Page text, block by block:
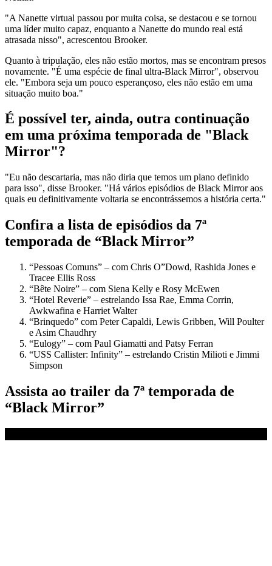
"A Nanette virtual passou por muita coisa, se destacou e se tornou
uma líder muito capaz, enquanto a Nanette do mundo real está
atrasada nisso", acrescentou Brooker.
Quanto à tripulação, eles não estão mortos, mas se encontram presos
novamente. "É uma espécie de final ultra-Black Mirror", observou
ele. "Embora seja um pouco esperançoso, eles não estão em uma
situação muito boa."
É possível ter, ainda, outra continuação
em uma próxima temporada de "Black
Mirror"?
"Eu não descartaria, mas não diria que temos um plano definido
para isso", disse Brooker. "Há vários episódios de Black Mirror aos
quais eu definitivamente voltaria se encontrássemos a história certa."
Confira a lista de episódios da 7ª
temporada de “Black Mirror”
“Pessoas Comuns” – com Chris O”Dowd, Rashida Jones e
Tracee Ellis Ross
“Bête Noire” – com Siena Kelly e Rosy McEwen
“Hotel Reverie” – estrelando Issa Rae, Emma Corrin,
Awkwafina e Harriet Walter
“Brinquedo” com Peter Capaldi, Lewis Gribben, Will Poulter
e Asim Chaudhry
“Eulogy” – com Paul Giamatti and Patsy Ferran
“USS Callister: Infinity” – estrelando Cristin Milioti e Jimmi
Simpson
Assista ao trailer da 7ª temporada de
“Black Mirror”